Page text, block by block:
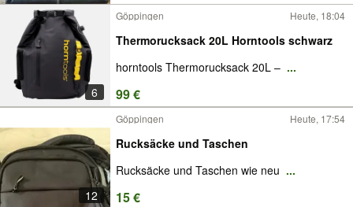
6
Göppingen Heute, 18:04
Thermorucksack 20L Horntools schwarz
horntools Thermorucksack 20L – ...
99 €
12
Göppingen Heute, 17:54
Rucksäcke und Taschen
Rucksäcke und Taschen wie neu ...
15 €